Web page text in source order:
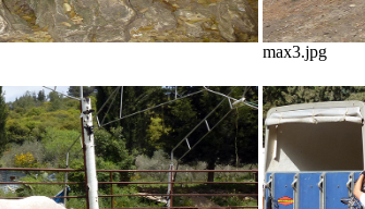
max3.jpg